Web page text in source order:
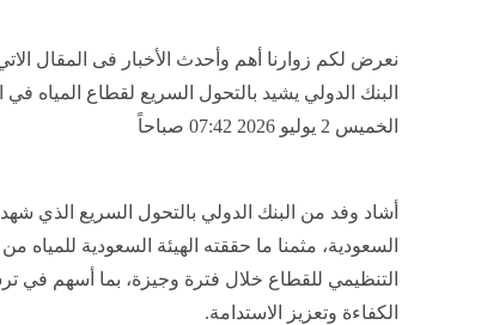
نعرض لكم زوارنا أهم وأحدث الأخبار فى المقال
البنك الدولي يشيد بالتحول السريع لقطاع المياه في
الخميس 2 يوليو 2026 07:42 صباحاً
أشاد وفد من البنك الدولي بالتحول السريع الذي
السعودية، مثمنا ما حققته الهيئة السعودية للمياه
التنظيمي للقطاع خلال فترة وجيزة، بما أسهم في
الكفاءة وتعزيز الاستدامة.